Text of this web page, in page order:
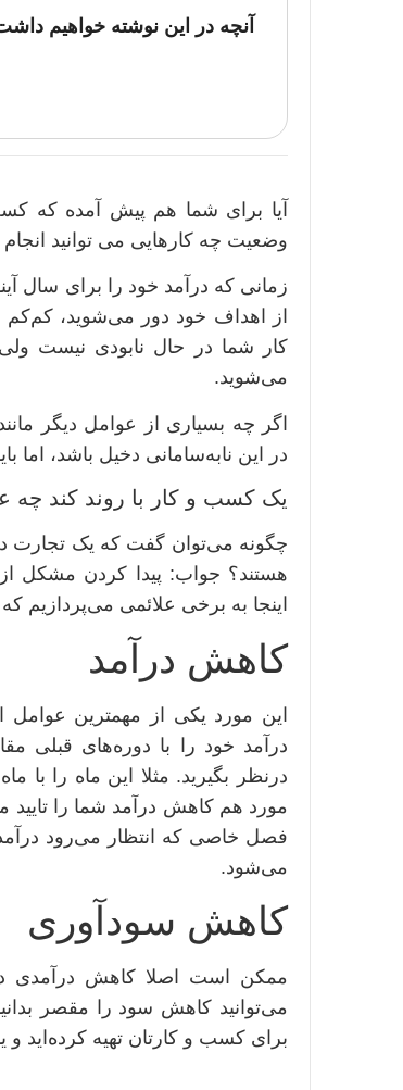
آنچه در این نوشته خواهیم
آیا برای شما هم پیش آمده که
وضعیت چه کارهایی می توانید انجام
زمانی که درآمد خود را برای سال
از اهداف خود دور می‌شوید،
کار شما در حال نابودی نیست
می‌شوید.
اگر چه بسیاری از عوامل دیگر
در این نابه‌سامانی دخیل باشد،
یک کسب و کار با روند کند چه
چگونه می‌توان گفت که یک تجارت
هستند؟ جواب: پیدا کردن مشکل
اینجا به برخی علائمی
کاهش درآمد
این مورد یکی از مهمترین
درآمد خود را با دوره‌های قبلی
درنظر بگیرید. مثلا این ماه را با
مورد هم کاهش درآمد شما را
فصل خاصی که انتظار می‌رود
می‌شود.
کاهش سودآوری
ممکن است اصلا کاهش درآمدی
می‌توانید کاهش سود را مقصر
برای کسب و کارتان تهیه کرده‌اید